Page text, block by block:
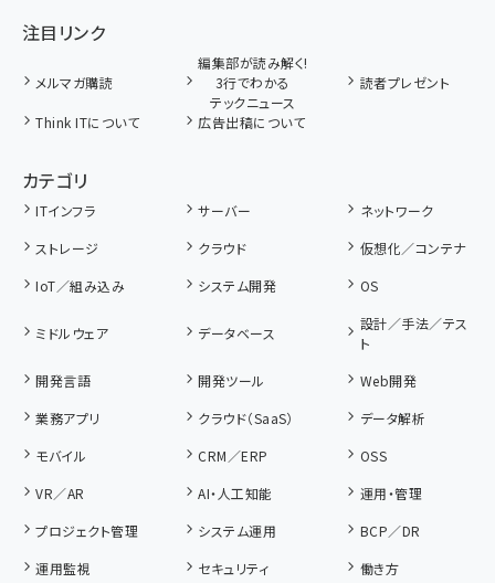
注目リンク
メルマガ購読
編集部が読み解く!
3行でわかる
テックニュース
読者プレゼント
Think ITについて 広告出稿について
カテゴリ
ITインフラ サーバー
ネットワーク
ストレージ
クラウド
仮想化／コンテナ
IoT／組み込み
システム開発 OS
ミドルウェア データベース
設計／手法／テス
ト
開発言語
開発ツール
Web開発
業務アプリ
クラウド（SaaS）
データ解析
モバイル
CRM／ERP
OSS
VR／AR
AI・人工知能
運用・管理
プロジェクト管理
システム運用
BCP／DR
運用監視
セキュリティ 働き方